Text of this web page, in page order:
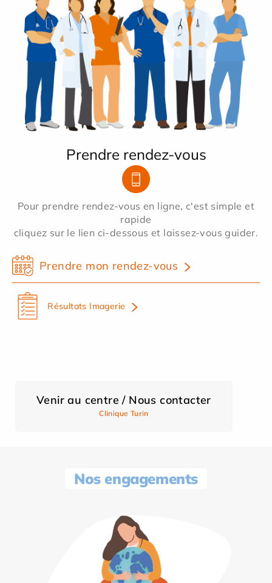
Prendre rendez-vous
Pour prendre rendez-vous en ligne, c'est simple et
rapide
cliquez sur le lien ci-dessous et laissez-vous guider.
Prendre mon rendez-vous
Résultats Imagerie
Venir au centre / Nous contacter
Clinique Turin
Nos engagements